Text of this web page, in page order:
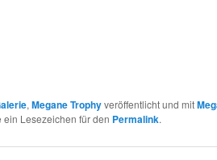
,Megane Trophyveröffentlicht und mit
ein Lesezeichen für den Permalink.